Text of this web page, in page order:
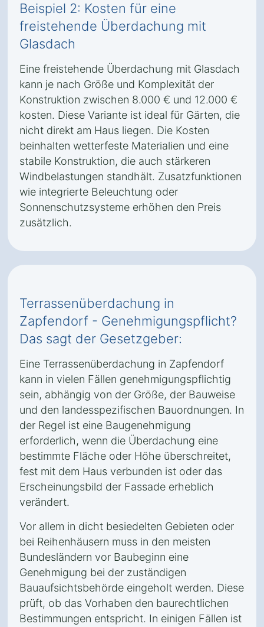
Beispiel 2: Kosten für eine
freistehende Überdachung mit
Glasdach
Eine freistehende Überdachung mit Glasdach
kann je nach Größe und Komplexität der
Konstruktion zwischen 8.000 € und 12.000 €
kosten. Diese Variante ist ideal für Gärten, die
nicht direkt am Haus liegen. Die Kosten
beinhalten wetterfeste Materialien und eine
stabile Konstruktion, die auch stärkeren
Windbelastungen standhält. Zusatzfunktionen
wie integrierte Beleuchtung oder
Sonnenschutzsysteme erhöhen den Preis
zusätzlich.
Terrassenüberdachung in
Zapfendorf - Genehmigungspflicht?
Das sagt der Gesetzgeber:
Eine Terrassenüberdachung in Zapfendorf
kann in vielen Fällen genehmigungspflichtig
sein, abhängig von der Größe, der Bauweise
und den landesspezifischen Bauordnungen. In
der Regel ist eine Baugenehmigung
erforderlich, wenn die Überdachung eine
bestimmte Fläche oder Höhe überschreitet,
fest mit dem Haus verbunden ist oder das
Erscheinungsbild der Fassade erheblich
verändert.
Vor allem in dicht besiedelten Gebieten oder
bei Reihenhäusern muss in den meisten
Bundesländern vor Baubeginn eine
Genehmigung bei der zuständigen
Bauaufsichtsbehörde eingeholt werden. Diese
prüft, ob das Vorhaben den baurechtlichen
Bestimmungen entspricht. In einigen Fällen ist